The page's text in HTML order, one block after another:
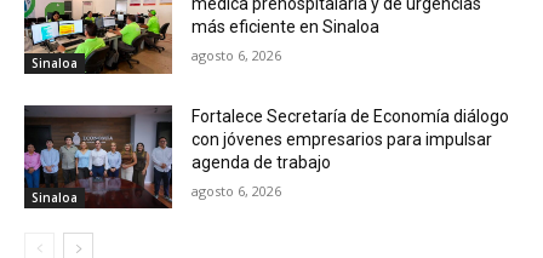
Sinaloa
más eficiente en Sinaloa
agosto 6, 2026
Sinaloa
Fortalece Secretaría de Economía diálogo
con jóvenes empresarios para impulsar
agenda de trabajo
agosto 6, 2026